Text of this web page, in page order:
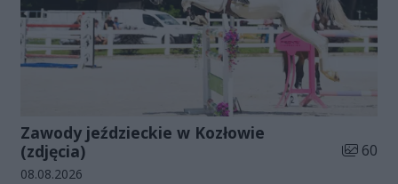
Zawody jeździeckie w Kozłowie
(zdjęcia)
Liczba
60
Data dodania galerii:
08.08.2026